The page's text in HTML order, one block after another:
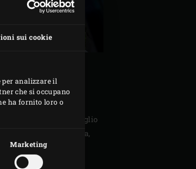
sui cookie
analizzare il
che si occupano
ha fornito loro o
Marketing
ghisa.
a rondelle e tritate l’aglio
mezzo anello di cipolla,
resto del gambo.